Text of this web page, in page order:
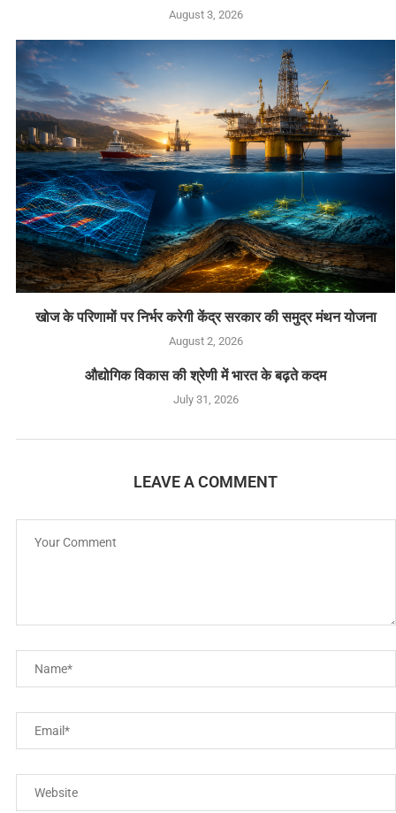
August 3, 2026
खोज के परिणामों पर निर्भर करेगी केंद्र सरकार की समुद्र मंथन योजना
August 2, 2026
औद्योगिक विकास की श्रेणी में भारत के बढ़ते कदम
July 31, 2026
LEAVE A COMMENT